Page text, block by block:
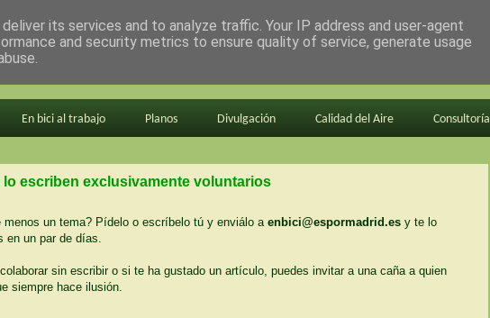
En bici al trabajo Planos Divulgación Calidad del Aire Consultoría
lo escriben exclusivamente voluntarios
menos un tema? Pídelo o escríbelo tú y enviálo a enbici@espormadrid.es y te lo
en un par de días.
sin escribir o si te ha gustado un artículo, puedes invitar a una caña a quien
siempre hace ilusión.
its services and to analyze traffic. Your IP address and user-agent
and security metrics to ensure quality of service, generate usage